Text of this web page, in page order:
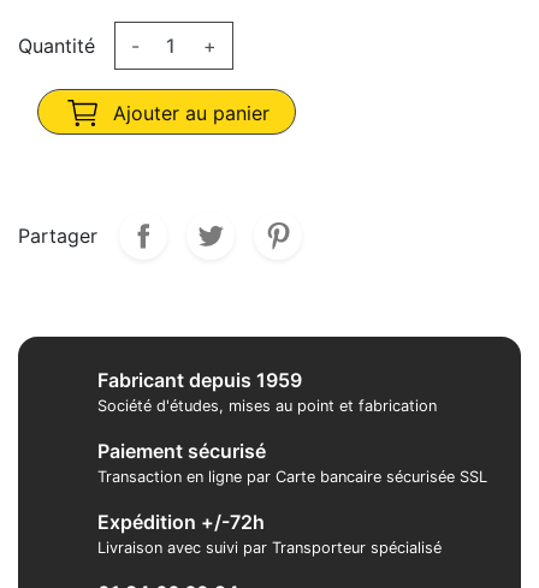
Quantité - +
Ajouter au panier
Partager
Fabricant depuis 1959
Société d'études, mises au point et fabrication
Paiement sécurisé
Transaction en ligne par Carte bancaire sécurisée SSL
Expédition +/-72h
Livraison avec suivi par Transporteur spécialisé